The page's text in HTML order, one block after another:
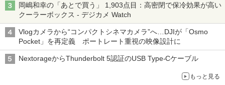
岡嶋和幸の「あとで買う」 1,903点目：高密閉で保冷効果が高い
クーラーボックス - デジカメ Watch
Vlogカメラから“コンパクトシネマカメラ”へ…DJIが「Osmo
Pocket」を再定義 ポートレート重視の映像設計に
NextorageからThunderbolt 5認証のUSB Type-Cケーブル
もっと見る